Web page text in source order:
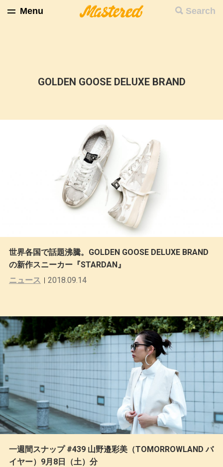
Search
Menu
GOLDEN GOOSE DELUXE BRAND
世界各国で話題沸騰。GOLDEN GOOSE DELUXE BRAND
の新作スニーカー『STARDAN』
ニュース
2018.09.14
一週間スナップ #439 山野邉彩美（TOMORROWLAND バ
イヤー）9月8日（土）分